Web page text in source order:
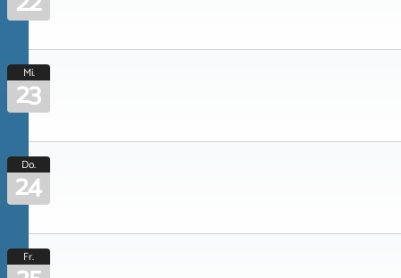
Mi.
23
Do.
24
Fr.